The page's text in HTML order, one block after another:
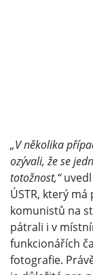
„V několika
ozývali, že se
totožnost,“
ÚSTR, který
komunistů na
pátrali i v
funkcionářích
fotografie.